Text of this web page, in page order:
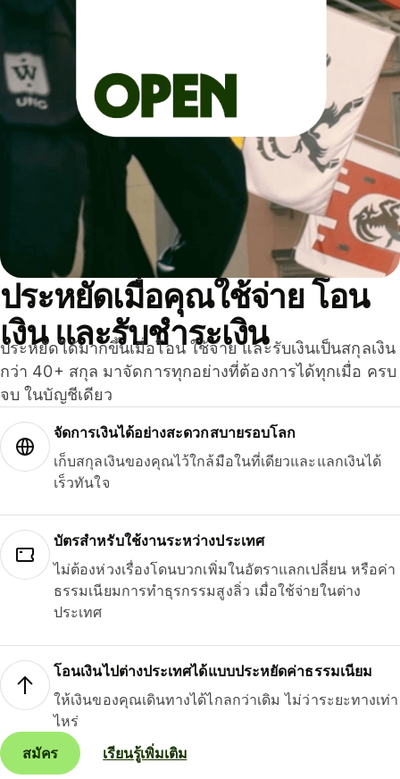
ประหยัดเมื่อคุณใช้จ่าย โอน
เงิน และรับชำระเงิน
ประหยัดได้มากขึ้นเมื่อโอน ใช้จ่าย และรับเงินเป็นสกุลเงิน
กว่า 40+ สกุล มาจัดการทุกอย่างที่ต้องการได้ทุกเมื่อ ครบ
จบ ในบัญชีเดียว
จัดการเงินได้อย่างสะดวกสบายรอบโลก
เก็บสกุลเงินของคุณไว้ใกล้มือในที่เดียวและแลกเงินได้
เร็วทันใจ
บัตรสำหรับใช้งานระหว่างประเทศ
ไม่ต้องห่วงเรื่องโดนบวกเพิ่มในอัตราแลกเปลี่ยน หรือค่า
ธรรมเนียมการทำธุรกรรมสูงลิ่ว เมื่อใช้จ่ายในต่าง
ประเทศ
โอนเงินไปต่างประเทศได้แบบประหยัดค่าธรรมเนียม
ให้เงินของคุณเดินทางได้ไกลกว่าเดิม ไม่ว่าระยะทางเท่า
ไหร่
สมัคร
เรียนรู้เพิ่มเติม